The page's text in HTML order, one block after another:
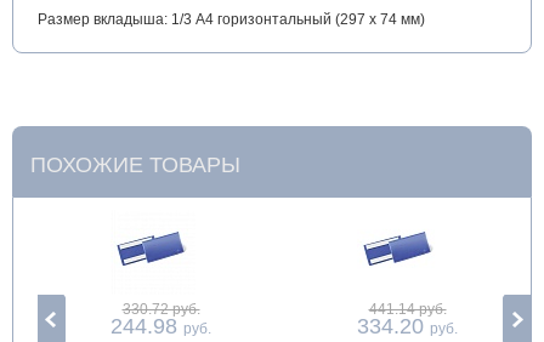
Размер вкладыша: 1/3 A4 горизонтальный (297 x 74 мм)
ПОХОЖИЕ ТОВАРЫ
330.72 руб.
244.98 руб.
441.14 руб.
334.20 руб.